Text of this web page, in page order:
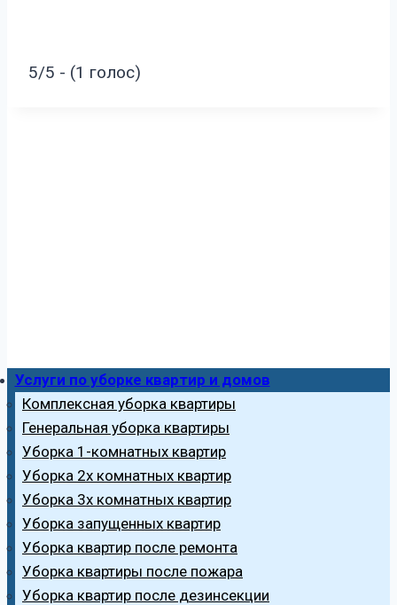
5/5 - (1 голос)
Услуги по уборке квартир и домов
Комплексная уборка квартиры
Генеральная уборка квартиры
Уборка 1-комнатных квартир
Уборка 2х комнатных квартир
Уборка 3х комнатных квартир
Уборка запущенных квартир
Уборка квартир после ремонта
Уборка квартиры после пожара
Уборка квартир после дезинсекции